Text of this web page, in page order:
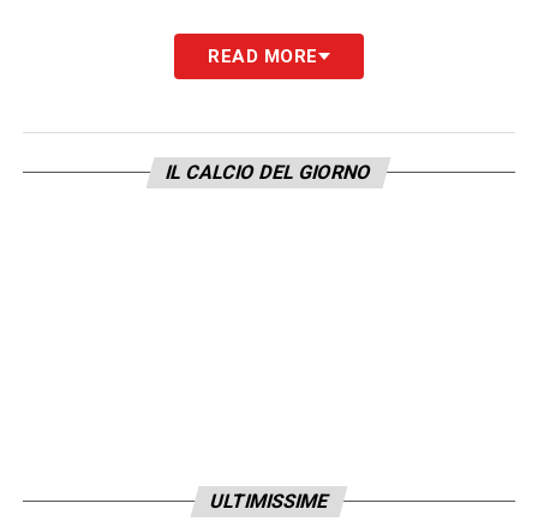
READ MORE
IL CALCIO DEL GIORNO
ULTIMISSIME